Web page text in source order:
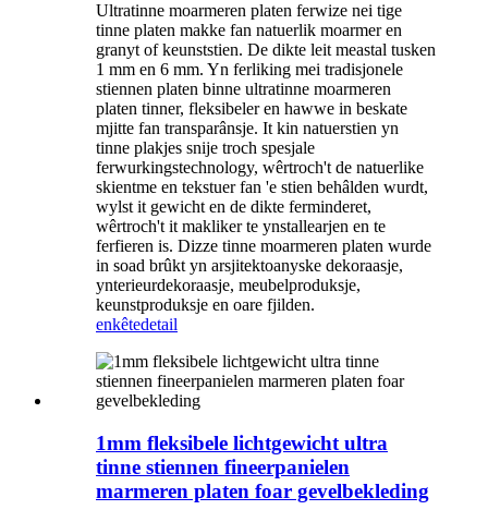
Ultratinne moarmeren platen ferwize nei tige
tinne platen makke fan natuerlik moarmer en
granyt of keunststien. De dikte leit meastal tusken
1 mm en 6 mm. Yn ferliking mei tradisjonele
stiennen platen binne ultratinne moarmeren
platen tinner, fleksibeler en hawwe in beskate
mjitte fan transparânsje. It kin natuerstien yn
tinne plakjes snije troch spesjale
ferwurkingstechnology, wêrtroch't de natuerlike
skientme en tekstuer fan 'e stien behâlden wurdt,
wylst it gewicht en de dikte ferminderet,
wêrtroch't it makliker te ynstallearjen en te
ferfieren is. Dizze tinne moarmeren platen wurde
in soad brûkt yn arsjitektoanyske dekoraasje,
ynterieurdekoraasje, meubelproduksje,
keunstproduksje en oare fjilden.
enkêtedetail
1mm fleksibele lichtgewicht ultra
tinne stiennen fineerpanielen
marmeren platen foar gevelbekleding